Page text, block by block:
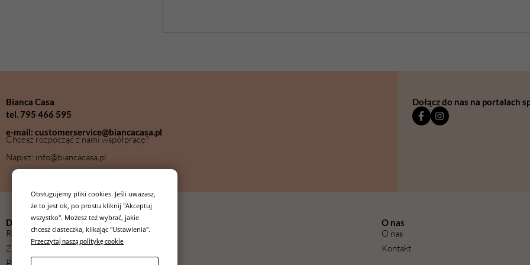
Bianca Casa
tel. 795 466 595
e-mail: customerservice@biancacasa.pl
Chcesz rozpocząć z nami współpracę?
Napisz: info@biancacasa.pl
Dołącz do nas na portalach
Dla kupującego
Regulamin
Zwroty
O nas
O nas
Kontakt
Obsługujemy pliki cookies. Jeśli uważasz,
że to jest ok, po prostu kliknij "Akceptuj
wszystko". Możesz też wybrać, jakie
chcesz ciasteczka, klikając "Ustawienia".
Przeczytaj naszą politykę cookie